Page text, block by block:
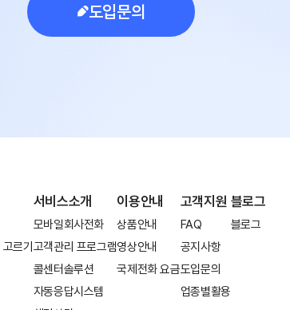
도입문의
르기
서비스소개
모바일회사전화
고객관리 프로그램
콜센터솔루션
자동응답시스템
이용안내
상품안내
영상안내
국제전화 요금
고객지원
FAQ
공지사항
도입문의
업종별활용
블로그
블로그